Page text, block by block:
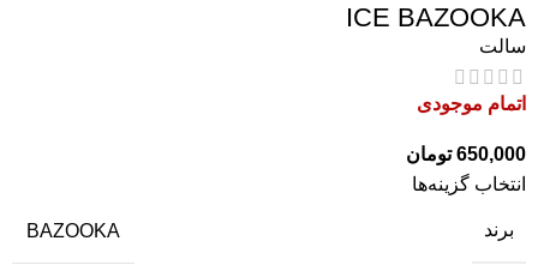
ICE BAZOOKA
سالت
اتمام موجودی
650,000 تومان
انتخاب گزینه‌ها
برند BAZOOKA